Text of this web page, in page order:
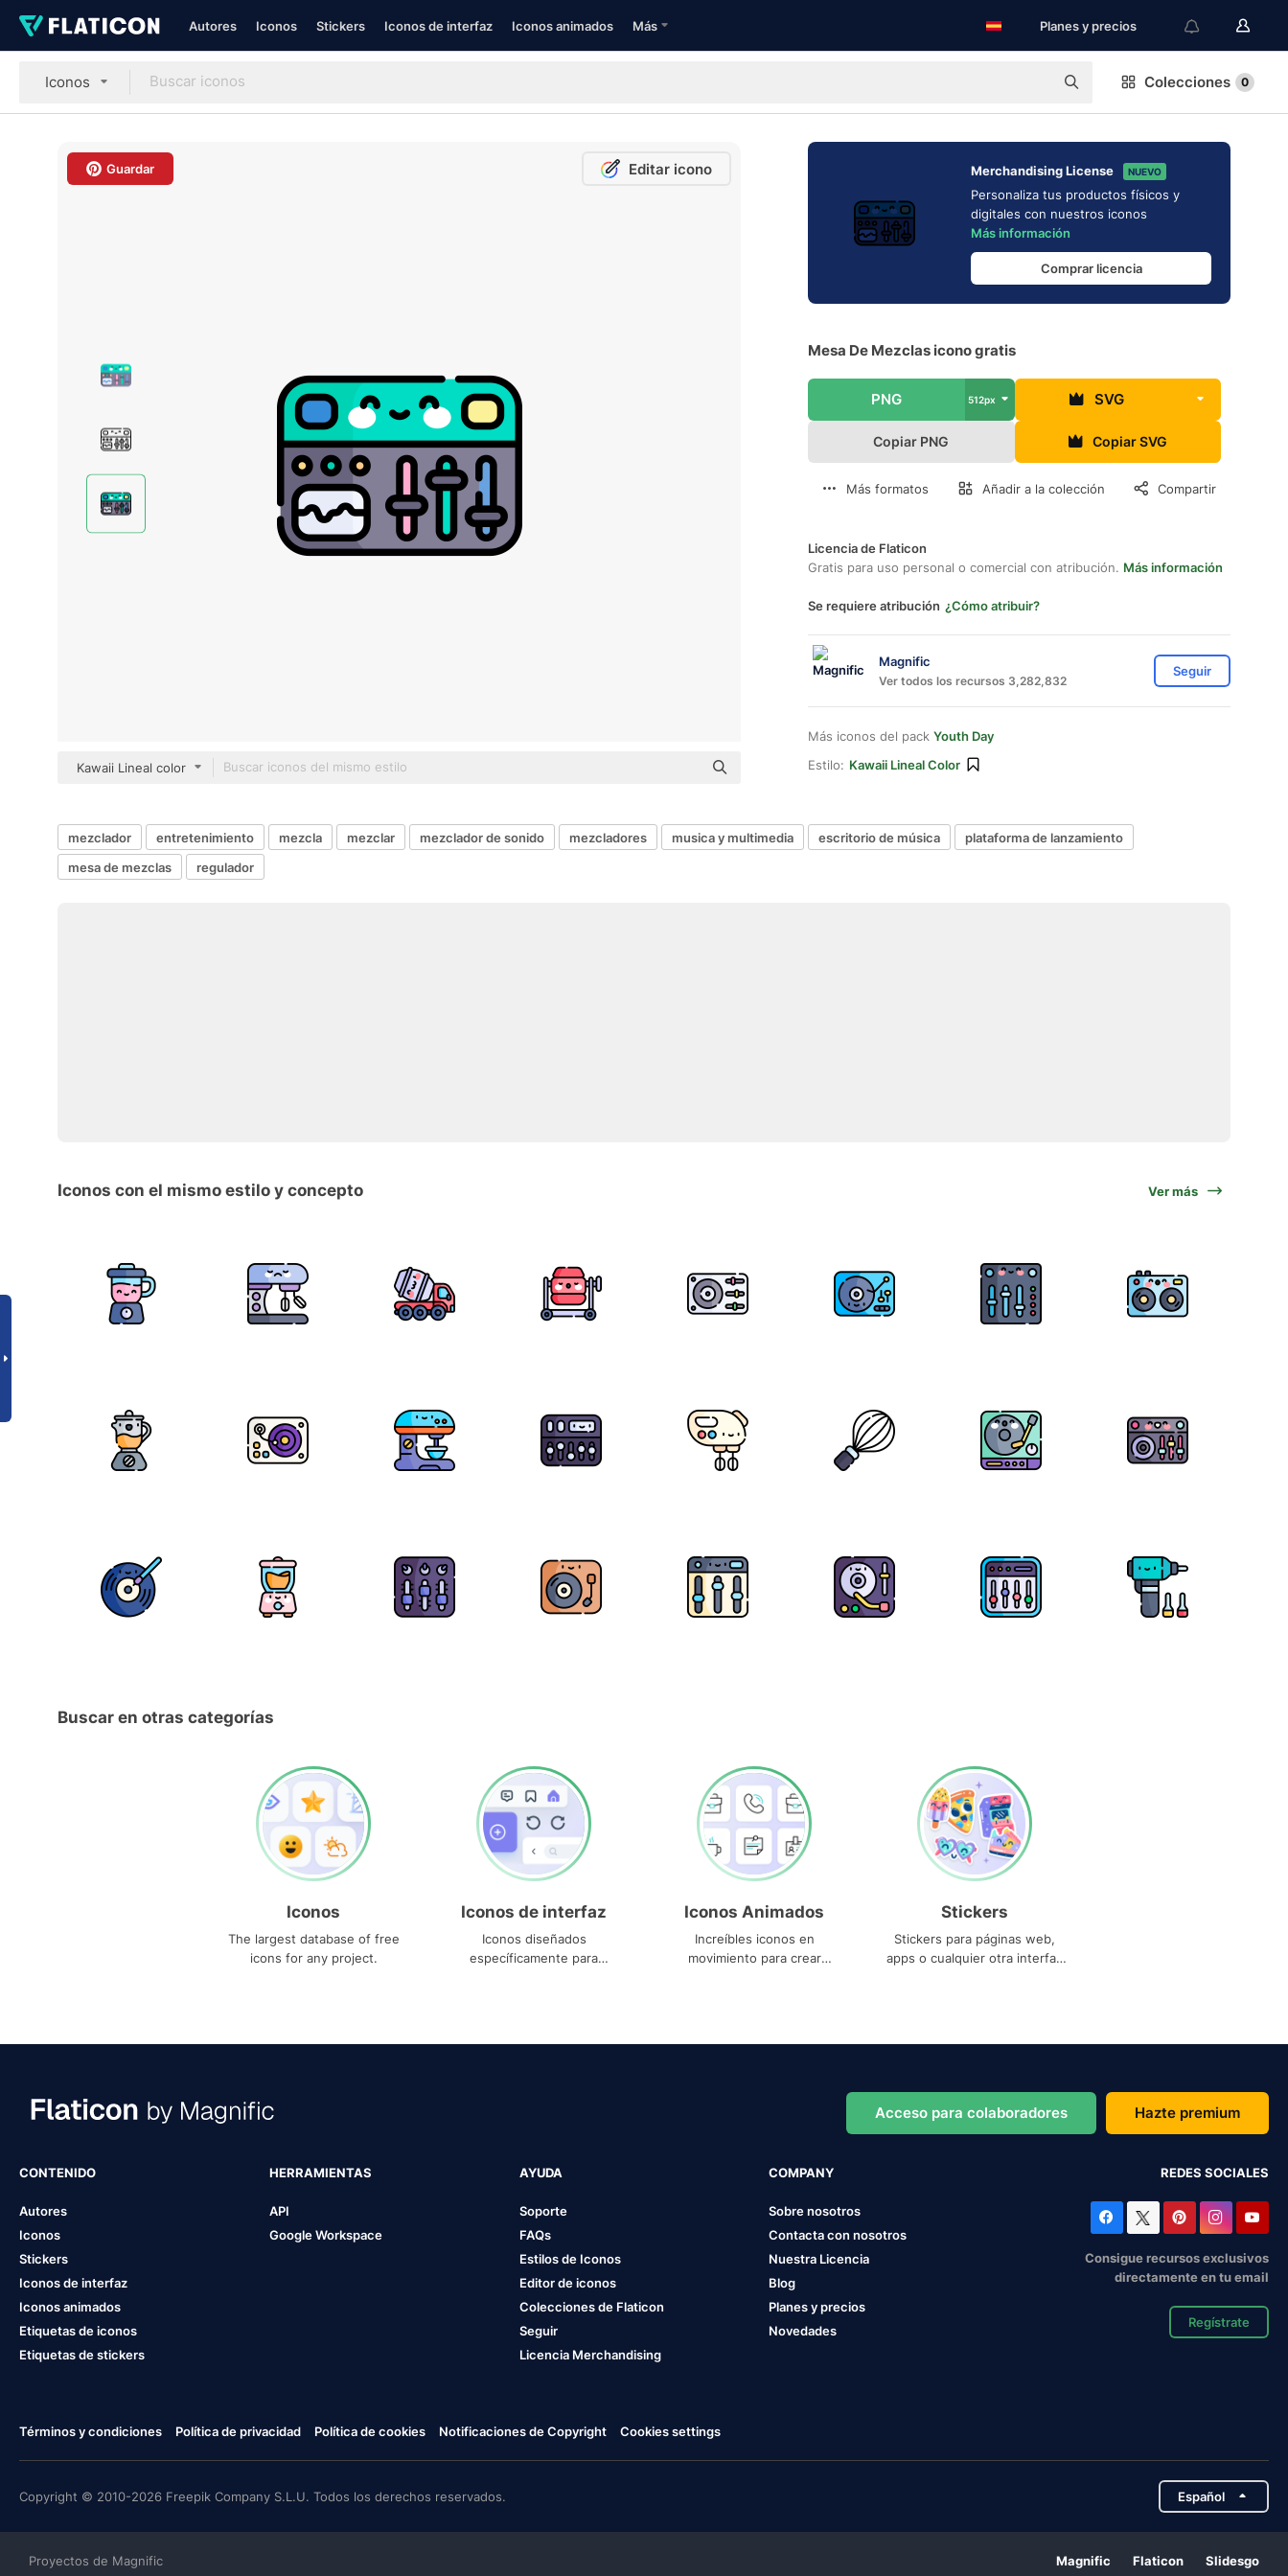
Autores Iconos Stickers Iconos de interfaz Iconos animados Más Planes y precios
Iconos Colecciones 0
Guardar Editar icono
Kawaii Lineal color
Merchandising License NUEVO
Personaliza tus productos físicos y
digitales con nuestros iconos
Más información
Comprar licencia
Mesa De Mezclas icono gratis
PNG 512px SVG
Copiar PNG Copiar SVG
Más formatos Añadir a la colección Compartir
Licencia de Flaticon
Gratis para uso personal o comercial con atribución. Más información
Se requiere atribución ¿Cómo atribuir?
Magnific
Ver todos los recursos 3,282,832
Seguir
Más iconos del pack Youth Day
Estilo: Kawaii Lineal Color
mezclador entretenimiento mezcla mezclar mezclador de sonido mezcladores musica y multimedia escritorio de música
plataforma de lanzamiento
mesa de mezclas
regulador
Iconos con el mismo estilo y concepto Ver más
Buscar en otras categorías
Iconos
The largest database of free
icons for any project.
Iconos de interfaz
Iconos diseñados
específicamente para
Iconos Animados
Increíbles iconos en
movimiento para crear
Stickers
Stickers para páginas web,
apps o cualquier otra interfaz
Acceso para colaboradores Hazte premium
CONTENIDO
Autores
Iconos
Stickers
Iconos de interfaz
Iconos animados
Etiquetas de iconos
Etiquetas de stickers
HERRAMIENTAS
API
Google Workspace
AYUDA
Soporte
FAQs
Estilos de Iconos
Editor de iconos
Colecciones de Flaticon
Seguir
Licencia Merchandising
COMPANY
Sobre nosotros
Contacta con nosotros
Nuestra Licencia
Blog
Planes y precios
Novedades
REDES SOCIALES
Consigue recursos exclusivos
directamente en tu email
Regístrate
Términos y condiciones Política de privacidad Política de cookies Notificaciones de Copyright Cookies settings
Copyright © 2010-2026 Freepik Company S.L.U. Todos los derechos reservados. Español
Proyectos de Magnific Magnific Flaticon Slidesgo